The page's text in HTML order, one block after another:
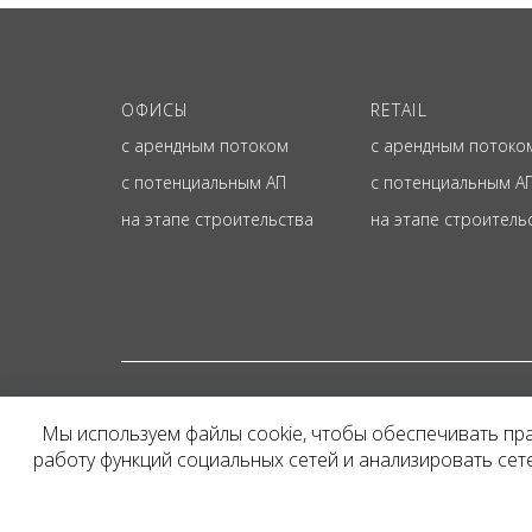
ОФИСЫ
с арендным потоком
с потенциальным АП
на этапе строительства
RETAIL
с арендным
с потенциальным
на этапе
Представленная на
и не является
Мы используем файлы cookie, чтобы обеспечивать
работу функций социальных сетей и анализировать